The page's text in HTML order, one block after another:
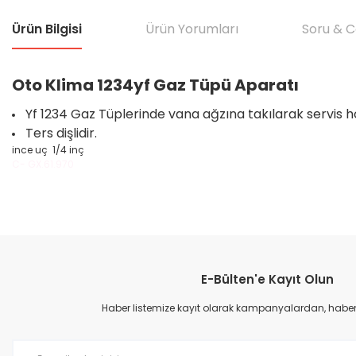
Ürün Bilgisi Ürün Yorumları Soru &
Oto Klima 1234yf Gaz Tüpü Aparatı
Yf 1234 Gaz Tüplerinde vana ağzına takılarak servis
Ters dişlidir.
ince uç 1/4 inç
Ürün resmi kalitesiz, bozuk veya görüntülenemiyor.
Ürün açıklamasında eksik bilgiler bulunuyor.
E-Bülten'e Kayıt Olun
Haber listemize kayıt olarak kampanyalardan,